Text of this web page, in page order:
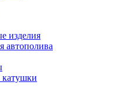
изделия
автополива